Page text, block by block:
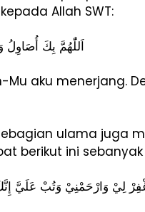
Allah SWT:
اَللّٰهُمَّ بِكَ أُصَاوِلُ
Mu aku menerjang.
ulama juga
berikut ini
لِيْ وَارْحَمْنِيْ وَتُبْ عَلَيَّ